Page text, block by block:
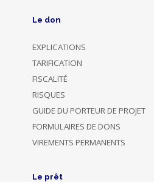
Le don
EXPLICATIONS
TARIFICATION
FISCALITÉ
RISQUES
GUIDE DU PORTEUR DE PROJET
FORMULAIRES DE DONS
VIREMENTS PERMANENTS
Le prêt